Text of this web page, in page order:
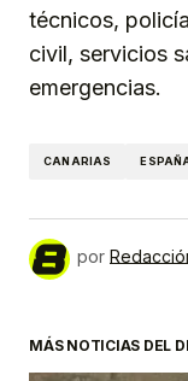
técnicos,
civil, servicios
emergencias.
CANARIAS
por
MÁS NOTICIAS DEL